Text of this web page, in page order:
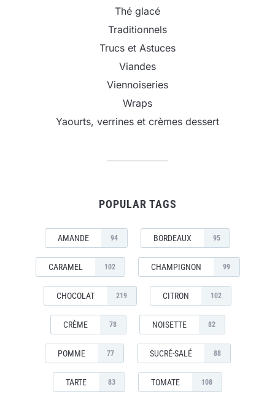
Thé glacé
Traditionnels
Trucs et Astuces
Viandes
Viennoiseries
Wraps
Yaourts, verrines et crèmes dessert
POPULAR TAGS
AMANDE 94 BORDEAUX 95
CARAMEL 102 CHAMPIGNON 99
CHOCOLAT 219 CITRON 102
CRÈME 78 NOISETTE 82
POMME 77 SUCRÉ-SALÉ 88
TARTE 83 TOMATE 108